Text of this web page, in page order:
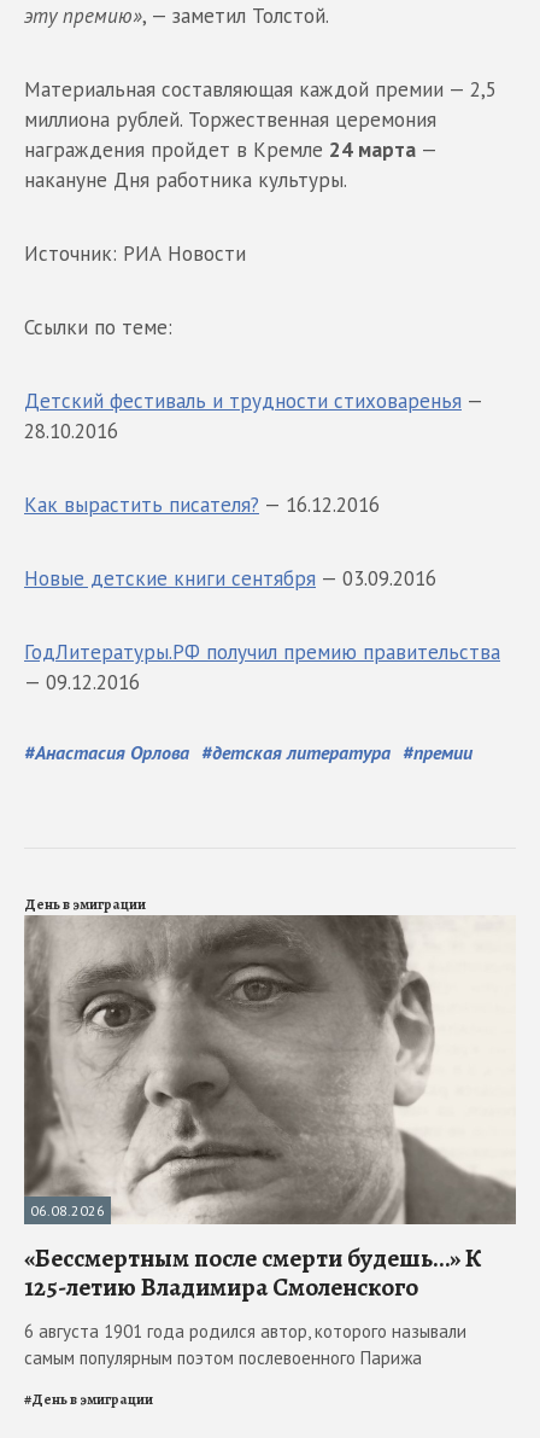
эту премию», — заметил Толстой.
Материальная составляющая каждой премии — 2,5
миллиона рублей. Торжественная церемония
награждения пройдет в Кремле 24 марта —
накануне Дня работника культуры.
Источник: РИА Новости
Ссылки по теме:
Детский фестиваль и трудности стиховаренья —
28.10.2016
Как вырастить писателя? — 16.12.2016
Новые детские книги сентября — 03.09.2016
ГодЛитературы.РФ получил премию правительства
— 09.12.2016
#Анастасия Орлова #детская литература #премии
День в эмиграции
06.08.2026
«Бессмертным после смерти будешь…» К
125-летию Владимира Смоленского
6 августа 1901 года родился автор, которого называли
самым популярным поэтом послевоенного Парижа
#День в эмиграции